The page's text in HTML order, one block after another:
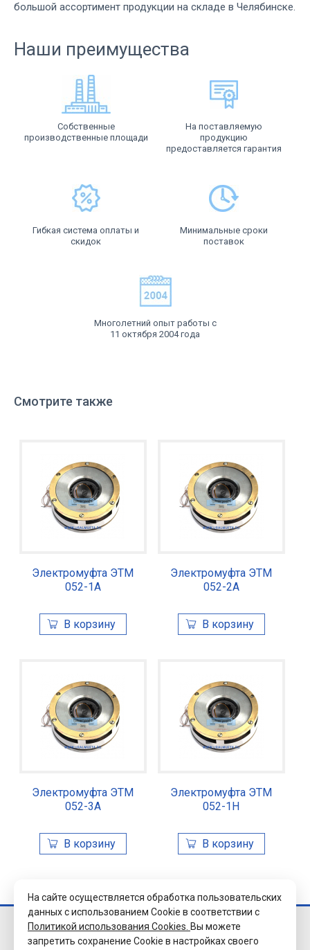
большой ассортимент продукции на складе в Челябинске.
Наши преимущества
Собственные
производственные площади
На поставляемую
продукцию
предоставляется гарантия
Гибкая система оплаты и
скидок
Минимальные сроки
поставок
Многолетний опыт работы с
11 октября 2004 года
Смотрите также
Электромуфта ЭТМ
052-1А
Электромуфта ЭТМ
052-2А
Электромуфта ЭТМ
052-3А
Электромуфта ЭТМ
052-1Н
© 2026 Завод
«Уралэлектромуфта»
На сайте осуществляется обработка пользовательских
данных с использованием Cookie в соответствии с
Политикой использования Cookies. Вы можете
запретить сохранение Cookie в настройках своего